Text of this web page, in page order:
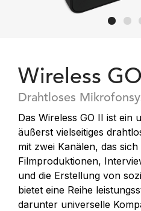
Wireless
Drahtloses
Das Wireless GO II ist ein
äußerst vielseitiges
mit zwei Kanälen, das
Filmproduktionen,
und die Erstellung von
bietet eine Reihe
darunter universelle